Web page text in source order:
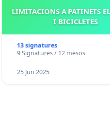
LIMITACIONS A PATINETS
I BICICLETES
13 signatures
9 Signatures / 12 mesos
25 Jun 2025